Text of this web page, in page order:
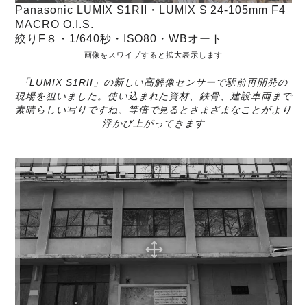
Panasonic LUMIX S1RII・LUMIX S 24-105mm F4
MACRO O.I.S.
絞りF８・1/640秒・ISO80・WBオート
画像をスワイプすると拡大表示します
「LUMIX S1RII」の新しい高解像センサーで駅前再開発の
現場を狙いました。使い込まれた資材、鉄骨、建設車両まで
素晴らしい写りですね。等倍で見るとさまざまなことがより
浮かび上がってきます